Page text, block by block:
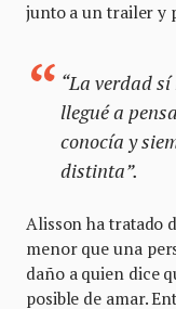
junto a un trailer y
“La verdad
llegué a
conocía y
distinta”.
Alisson ha tratado
menor que una
daño a quien dice
posible de amar.